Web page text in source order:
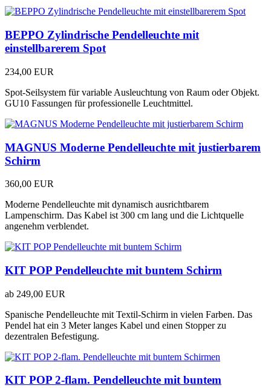
BEPPO Zylindrische Pendelleuchte mit
einstellbarerem Spot
234,00 EUR
Spot-Seilsystem für variable Ausleuchtung von Raum oder Objekt.
GU10 Fassungen für professionelle Leuchtmittel.
MAGNUS Moderne Pendelleuchte mit justierbarem
Schirm
360,00 EUR
Moderne Pendelleuchte mit dynamisch ausrichtbarem
Lampenschirm. Das Kabel ist 300 cm lang und die Lichtquelle
angenehm verblendet.
KIT POP Pendelleuchte mit buntem Schirm
ab 249,00 EUR
Spanische Pendelleuchte mit Textil-Schirm in vielen Farben. Das
Pendel hat ein 3 Meter langes Kabel und einen Stopper zu
dezentralen Befestigung.
KIT POP 2-flam. Pendelleuchte mit buntem